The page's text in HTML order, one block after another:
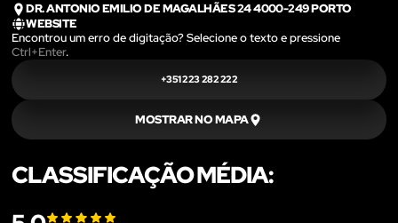
DR. ANTONIO EMILIO DE MAGALHÃES 24 4000-249 PORTO
WEBSITE
Encontrou um erro de digitação? Selecione o texto e pressione
Ctrl+Enter.
+351 223 282 222
MOSTRAR NO MAPA
CLASSIFICAÇÃO MÉDIA: